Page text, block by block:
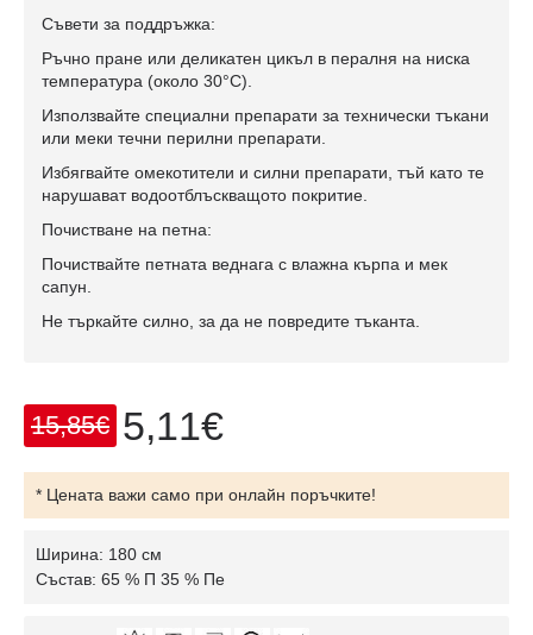
Съвети за поддръжка:
Ръчно пране или деликатен цикъл в пералня на ниска
температура (около 30°C).
Използвайте специални препарати за технически тъкани
или меки течни перилни препарати.
Избягвайте омекотители и силни препарати, тъй като те
нарушават водоотблъскващото покритие.
Почистване на петна:
Почиствайте петната веднага с влажна кърпа и мек
сапун.
Не търкайте силно, за да не повредите тъканта.
15,85€ 5,11€
* Цената важи само при онлайн поръчките!
Ширина: 180 см
Състав: 65 % П 35 % Пе